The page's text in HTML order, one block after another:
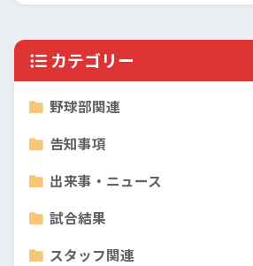
カテゴリー
野球部関連
告知事項
出来事・ニュース
試合結果
スタッフ関連